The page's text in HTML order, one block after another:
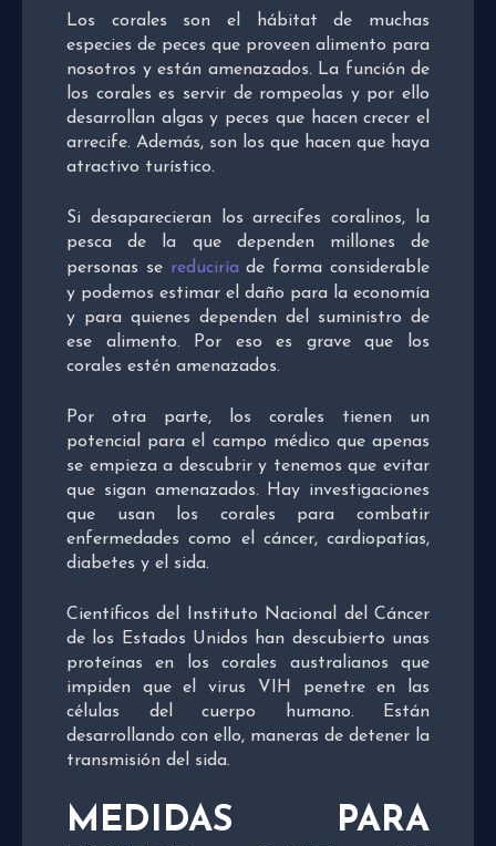
Los corales son el hábitat de muchas
especies de peces que proveen alimento para
nosotros y están amenazados. La función de
los corales es servir de rompeolas y por ello
desarrollan algas y peces que hacen crecer el
arrecife. Además, son los que hacen que haya
atractivo turístico.
Si desaparecieran los arrecifes coralinos, la
pesca de la que dependen millones de
personas se reduciría de forma considerable
y podemos estimar el daño para la economía
y para quienes dependen del suministro de
ese alimento. Por eso es grave que los
corales estén amenazados.
Por otra parte, los corales tienen un
potencial para el campo médico que apenas
se empieza a descubrir y tenemos que evitar
que sigan amenazados. Hay investigaciones
que usan los corales para combatir
enfermedades como el cáncer, cardiopatías,
diabetes y el sida.
Científicos del Instituto Nacional del Cáncer
de los Estados Unidos han descubierto unas
proteínas en los corales australianos que
impiden que el virus VIH penetre en las
células del cuerpo humano. Están
desarrollando con ello, maneras de detener la
transmisión del sida.
MEDIDAS PARA